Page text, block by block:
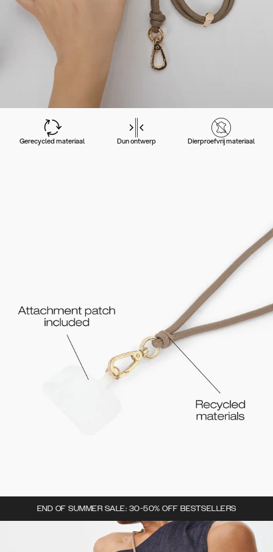
Gerecycled materiaal Dun ontwerp Dierproefvrij materiaal
END OF SUMMER SALE: 30-50% OFF BESTSELLERS